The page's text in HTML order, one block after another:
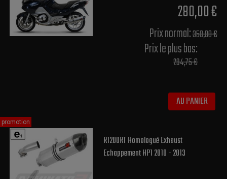
280,00 €
Prix normal​:350,00 €
Prix le plus bas:
294,75 €
AU PANIER
R1200RT Homologué Exhaust
Echappement HP1 2010 - 2013
promotion